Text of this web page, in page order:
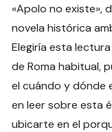
«Apolo no existe»,
novela histórica
Elegiría esta
de Roma habitual,
el cuándo y dónde
en leer sobre esta
ubicarte en el